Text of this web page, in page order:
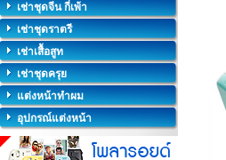
เช่าชุดจีน กี่เพ้า
เช่าชุดราตรี
เช่าเสื้อสูท
เช่าชุดครุย
แต่งหน้าทำผม
อุปกรณ์แต่งหน้า